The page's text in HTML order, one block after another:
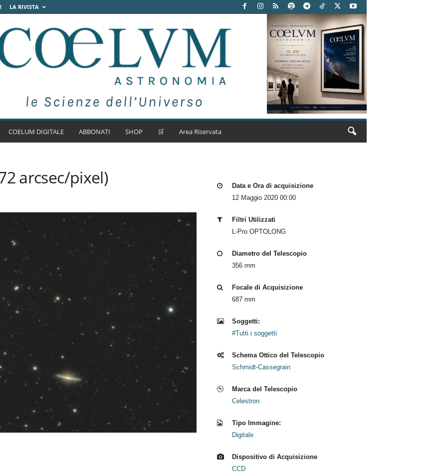
LA RIVISTA
COELUM DIGITALE ABBONATI SHOP 🛒 Area Riservata
arcsec/pixel)
Data e Ora di acquisizione
12 Maggio 2020 00:00
Filtri Utilizzati
L-Pro OPTOLONG
Diametro del Telescopio
356 mm
Focale di Acquisizione
687 mm
Soggetti:
#Tutti i soggetti
Schema Ottico del Telescopio
Schmidt-Cassegrain
Marca del Telescopio
Celestron
Tipo Immagine:
Digitale
Dispositivo di Acquisizione
CCD